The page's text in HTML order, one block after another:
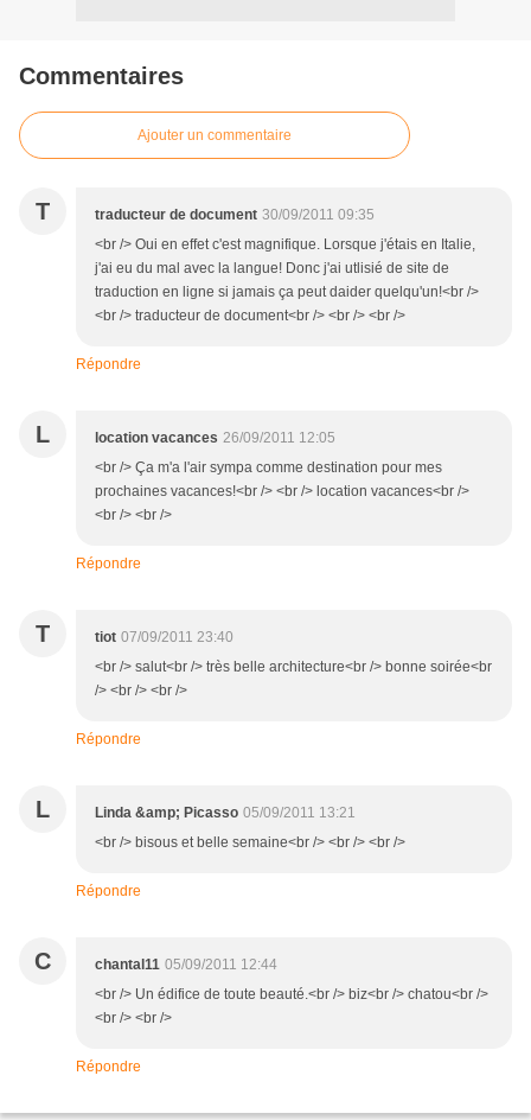
Commentaires
Ajouter un commentaire
T traducteur de document 30/09/2011 09:35
<br /> Oui en effet c'est magnifique. Lorsque j'étais en Italie,
j'ai eu du mal avec la langue! Donc j'ai utlisié de site de
traduction en ligne si jamais ça peut daider quelqu'un!<br />
<br /> traducteur de document<br /> <br /> <br />
Répondre
L location vacances 26/09/2011 12:05
<br /> Ça m'a l'air sympa comme destination pour mes
prochaines vacances!<br /> <br /> location vacances<br />
<br /> <br />
Répondre
T tiot 07/09/2011 23:40
<br /> salut<br /> très belle architecture<br /> bonne soirée<br
/> <br /> <br />
Répondre
L Linda &amp; Picasso 05/09/2011 13:21
<br /> bisous et belle semaine<br /> <br /> <br />
Répondre
C chantal11 05/09/2011 12:44
<br /> Un édifice de toute beauté.<br /> biz<br /> chatou<br />
<br /> <br />
Répondre